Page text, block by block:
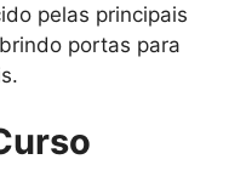
pelas principais
portas para